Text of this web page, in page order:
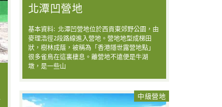
北潭凹營地
基本資料: 北潭凹營地位於西貢東郊野公園，由
麥理浩徑2段路線進入營地。營地地型成梯田
狀，樹林成蔭，被稱為「香港隱世露營地點」
很多雀鳥在這裏棲息。離營地不遠便是牛湖
墩，是一些山
中級營地